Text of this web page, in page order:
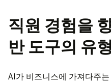
직원 경험을
반 도구의 유형
AI가 비즈니스에 가져다주